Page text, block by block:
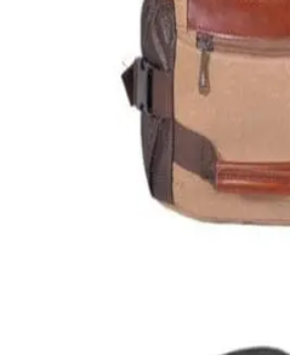
Quick
Εξαντλημένο
Σακίδιο